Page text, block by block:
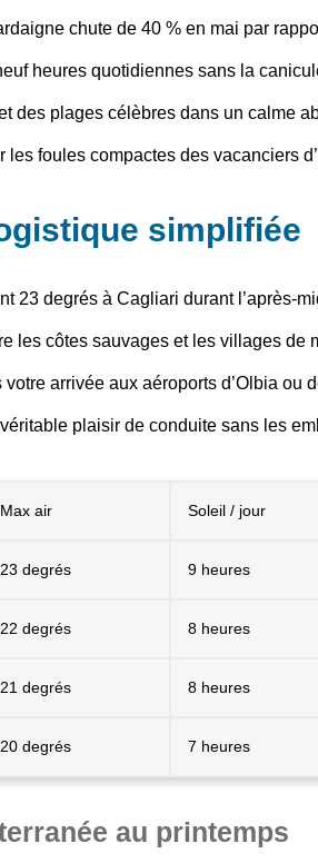
chute de 40 % en mai par
heures quotidiennes sans la
des plages célèbres dans un calme
les foules compactes des vacanciers
simplifiée
23 degrés à Cagliari durant l’après-
les côtes sauvages et les villages de
arrivée aux aéroports d’Olbia ou
plaisir de conduite sans les
Max air Soleil / jour
23 degrés 9 heures
22 degrés 8 heures
21 degrés 8 heures
20 degrés 7 heures
au printemps